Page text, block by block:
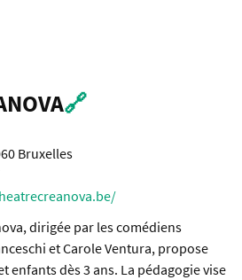
🔗
Bruxelles
dirigée par les comédiens
et Carole Ventura, propose
enfants dès 3 ans. La pédagogie vise